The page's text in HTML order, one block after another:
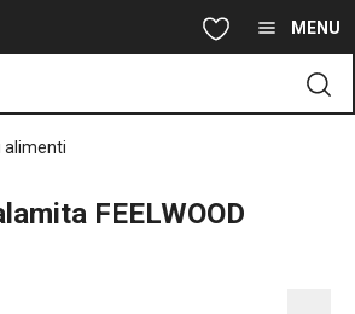
al contenuto principale MENU
alimenti
FEELWOOD